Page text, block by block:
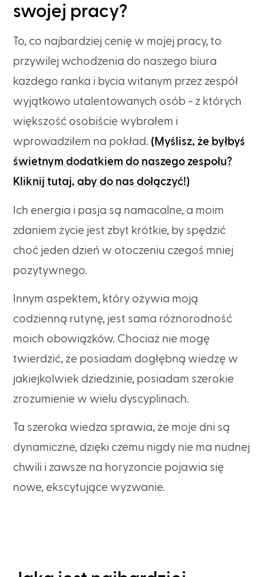
swojej pracy?
To, co najbardziej cenię w mojej pracy, to
przywilej wchodzenia do naszego biura
każdego ranka i bycia witanym przez zespół
wyjątkowo utalentowanych osób - z których
większość osobiście wybrałem i
wprowadziłem na pokład. (Myślisz, że byłbyś
świetnym dodatkiem do naszego zespołu?
Kliknij tutaj, aby do nas dołączyć!)
Ich energia i pasja są namacalne, a moim
zdaniem życie jest zbyt krótkie, by spędzić
choć jeden dzień w otoczeniu czegoś mniej
pozytywnego.
Innym aspektem, który ożywia moją
codzienną rutynę, jest sama różnorodność
moich obowiązków. Chociaż nie mogę
twierdzić, że posiadam dogłębną wiedzę w
jakiejkolwiek dziedzinie, posiadam szerokie
zrozumienie w wielu dyscyplinach.
Ta szeroka wiedza sprawia, że moje dni są
dynamiczne, dzięki czemu nigdy nie ma nudnej
chwili i zawsze na horyzoncie pojawia się
nowe, ekscytujące wyzwanie.